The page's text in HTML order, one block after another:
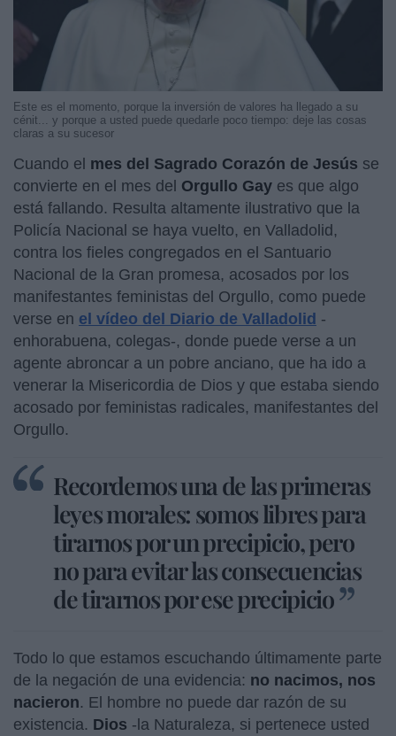
Este es el momento, porque la inversión de valores ha llegado a su
cénit... y porque a usted puede quedarle poco tiempo: deje las cosas
claras a su sucesor
Cuando el mes del Sagrado Corazón de Jesús se
convierte en el mes del Orgullo Gay es que algo
está fallando. Resulta altamente ilustrativo que la
Policía Nacional se haya vuelto, en Valladolid,
contra los fieles congregados en el Santuario
Nacional de la Gran promesa, acosados por los
manifestantes feministas del Orgullo, como puede
verse en el vídeo del Diario de Valladolid -
enhorabuena, colegas-, donde puede verse a un
agente abroncar a un pobre anciano, que ha ido a
venerar la Misericordia de Dios y que estaba siendo
acosado por feministas radicales, manifestantes del
Orgullo.
Recordemos una de las primeras
leyes morales: somos libres para
tirarnos por un precipicio, pero
no para evitar las consecuencias
de tirarnos por ese precipicio
Todo lo que estamos escuchando últimamente parte
de la negación de una evidencia: no nacimos, nos
nacieron. El hombre no puede dar razón de su
existencia. Dios -la Naturaleza, si pertenece usted